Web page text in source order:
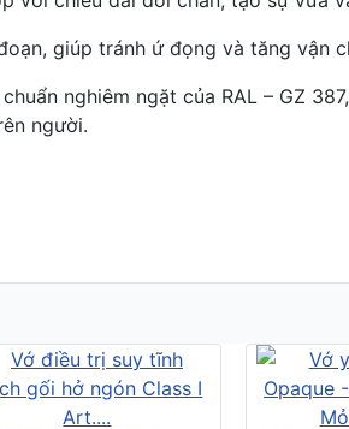
giúp tránh ứ đọng và tăng vận
nghiêm ngặt của RAL – GZ
người.